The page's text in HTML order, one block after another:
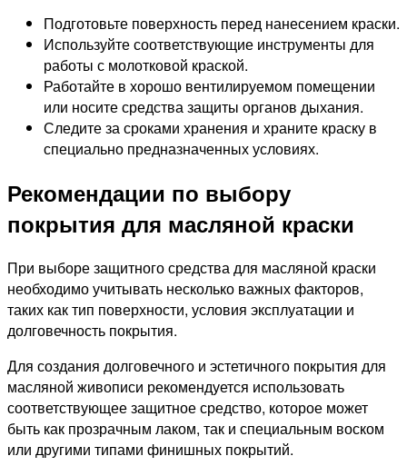
Подготовьте поверхность перед нанесением краски.
Используйте соответствующие инструменты для
работы с молотковой краской.
Работайте в хорошо вентилируемом помещении
или носите средства защиты органов дыхания.
Следите за сроками хранения и храните краску в
специально предназначенных условиях.
Рекомендации по выбору
покрытия для масляной краски
При выборе защитного средства для масляной краски
необходимо учитывать несколько важных факторов,
таких как тип поверхности, условия эксплуатации и
долговечность покрытия.
Для создания долговечного и эстетичного покрытия для
масляной живописи рекомендуется использовать
соответствующее защитное средство, которое может
быть как прозрачным лаком, так и специальным воском
или другими типами финишных покрытий.